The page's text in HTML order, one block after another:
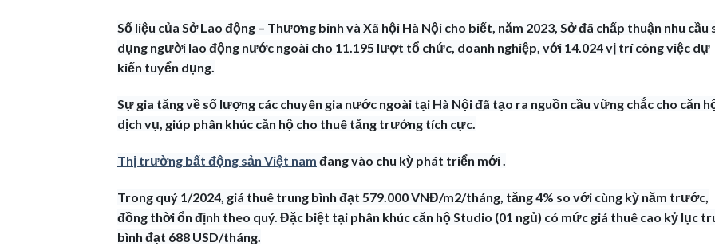
Số liệu của Sở Lao động – Thương binh và Xã hội Hà Nội cho biết, năm 2023, Sở đã chấp thuận nhu cầu
dụng người lao động nước ngoài cho 11.195 lượt tổ chức, doanh nghiệp, với 14.024 vị trí công việc dự
kiến tuyển dụng.
Sự gia tăng về số lượng các chuyên gia nước ngoài tại Hà Nội đã tạo ra nguồn cầu vững chắc cho căn
dịch vụ, giúp phân khúc căn hộ cho thuê tăng trưởng tích cực.
Thị trường bất động sản Việt nam đang vào chu kỳ phát triển mới .
Trong quý 1/2024, giá thuê trung bình đạt 579.000 VNĐ/m2/tháng, tăng 4% so với cùng kỳ năm trước,
đồng thời ổn định theo quý. Đặc biệt tại phân khúc căn hộ Studio (01 ngủ) có mức giá thuê cao kỷ lục
bình đạt 688 USD/tháng.